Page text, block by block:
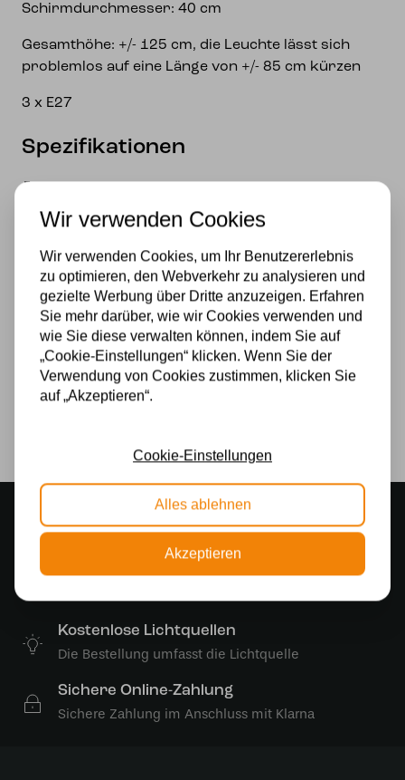
Schirmdurchmesser: 40 cm
Gesamthöhe: +/- 125 cm, die Leuchte lässt sich
problemlos auf eine Länge von +/- 85 cm kürzen
3 x E27
Spezifikationen
Fassung
Material
Glas
Stromversorgung
Lichtquelle
Stimmungsvoller Showroom
500 m2 großes Lampengeschäft in Rijssen
Kostenlose Lichtquellen
Die Bestellung umfasst die Lichtquelle
Sichere Online-Zahlung
Sichere Zahlung im Anschluss mit Klarna
Wir verwenden Cookies
Wir verwenden Cookies, um Ihr Benutzererlebnis
zu optimieren, den Webverkehr zu analysieren und
gezielte Werbung über Dritte anzuzeigen. Erfahren
Sie mehr darüber, wie wir Cookies verwenden und
wie Sie diese verwalten können, indem Sie auf
„Cookie-Einstellungen“ klicken. Wenn Sie der
Verwendung von Cookies zustimmen, klicken Sie
auf „Akzeptieren“.
Cookie-Einstellungen
Alles ablehnen
Akzeptieren